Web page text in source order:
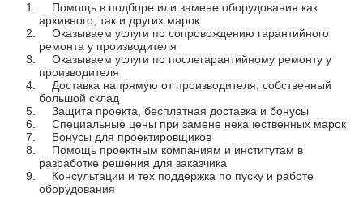
Помощь в подборе или замене оборудования как
архивного, так и других марок
Оказываем услуги по сопровождению гарантийного
ремонта у производителя
Оказываем услуги по послегарантийному ремонту у
производителя
Доставка напрямую от производителя, собственный
большой склад
Защита проекта, бесплатная доставка и бонусы
Специальные цены при замене некачественных марок
Бонусы для проектировщиков
Помощь проектным компаниям и институтам в
разработке решения для заказчика
Консультации и тех поддержка по пуску и работе
оборудования